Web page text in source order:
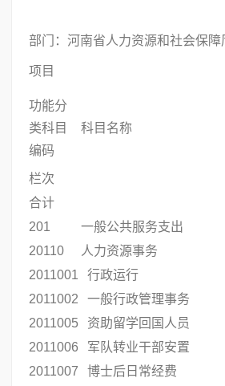
部门：河南省人力资源和社会保障
项目
功能分
类科目
编码
科目名称
栏次
合计
201
一般公共服务支出
20110
人力资源事务
2011001
行政运行
2011002
一般行政管理事务
2011005
资助留学回国人员
2011006
军队转业干部安置
2011007
博士后日常经费